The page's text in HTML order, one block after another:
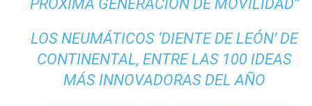
PRÓXIMA GENERACIÓN DE MOVILIDAD”
LOS NEUMÁTICOS ‘DIENTE DE LEÓN’ DE
CONTINENTAL, ENTRE LAS 100 IDEAS
MÁS INNOVADORAS DEL AÑO